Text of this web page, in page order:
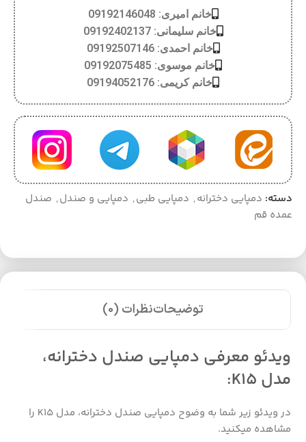
خانم امیری: 09192146048
خانم سلیمانی: 09192402137
خانم احمدی: 09192507146
خانم موسوی: 09192075485
خانم کریمی: 09194052176
دسته: دمپایی دخترانه, دمپایی طبی, دمپایی و صندل, صندل
عمده قم
توضیحاتنظرات (0)
ویدئو معرفی دمپایی صندل دخترانه،
مدل K15:
در ویدئو زیر شما به وضوح دمپایی صندل دخترانه، مدل K15 را
مشاهده میکنید.